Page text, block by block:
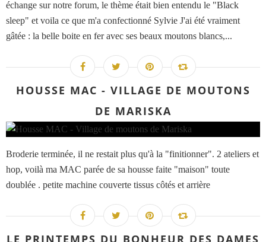
échange sur notre forum, le thème était bien entendu le "Black
sleep" et voila ce que m'a confectionné Sylvie J'ai été vraiment
gâtée : la belle boite en fer avec ses beaux moutons blancs,...
HOUSSE MAC - VILLAGE DE MOUTONS
DE MARISKA
Broderie terminée, il ne restait plus qu'à la "finitionner". 2 ateliers et
hop, voilà ma MAC parée de sa housse faite "maison" toute
doublée . petite machine couverte tissus côtés et arrière